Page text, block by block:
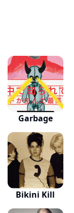
Garbage
Bikini Kill